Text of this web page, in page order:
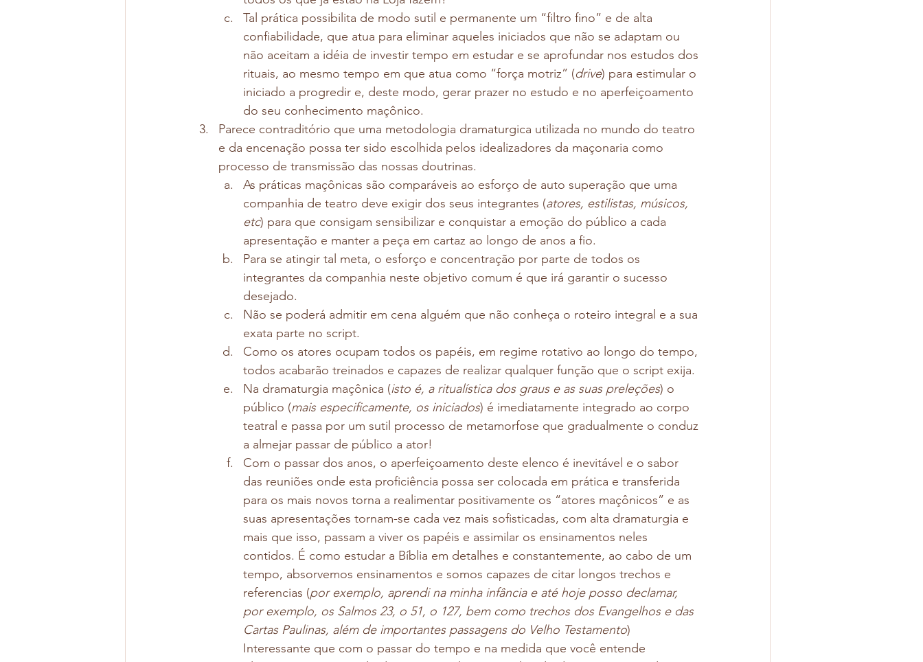
Tal prática possibilita de modo sutil e permanente um “filtro fino” e de alta
confiabilidade, que atua para eliminar aqueles iniciados que não se adaptam ou
não aceitam a idéia de investir tempo em estudar e se aprofundar nos estudos dos
rituais, ao mesmo tempo em que atua como “força motriz” (drive) para estimular o
iniciado a progredir e, deste modo, gerar prazer no estudo e no aperfeiçoamento
do seu conhecimento maçônico.
Parece contraditório que uma metodologia dramaturgica utilizada no mundo do teatro
e da encenação possa ter sido escolhida pelos idealizadores da maçonaria como
processo de transmissão das nossas doutrinas.
As práticas maçônicas são comparáveis ao esforço de auto superação que uma
companhia de teatro deve exigir dos seus integrantes (atores, estilistas, músicos,
etc) para que consigam sensibilizar e conquistar a emoção do público a cada
apresentação e manter a peça em cartaz ao longo de anos a fio.
Para se atingir tal meta, o esforço e concentração por parte de todos os
integrantes da companhia neste objetivo comum é que irá garantir o sucesso
desejado.
Não se poderá admitir em cena alguém que não conheça o roteiro integral e a sua
exata parte no script.
Como os atores ocupam todos os papéis, em regime rotativo ao longo do tempo,
todos acabarão treinados e capazes de realizar qualquer função que o script exija.
Na dramaturgia maçônica (isto é, a ritualística dos graus e as suas preleções) o
público (mais especificamente, os iniciados) é imediatamente integrado ao corpo
teatral e passa por um sutil processo de metamorfose que gradualmente o conduz
a almejar passar de público a ator!
Com o passar dos anos, o aperfeiçoamento deste elenco é inevitável e o sabor
das reuniões onde esta proficiência possa ser colocada em prática e transferida
para os mais novos torna a realimentar positivamente os “atores maçônicos” e as
suas apresentações tornam-se cada vez mais sofisticadas, com alta dramaturgia e
mais que isso, passam a viver os papéis e assimilar os ensinamentos neles
contidos. É como estudar a Bíblia em detalhes e constantemente, ao cabo de um
tempo, absorvemos ensinamentos e somos capazes de citar longos trechos e
referencias (por exemplo, aprendi na minha infância e até hoje posso declamar,
por exemplo, os Salmos 23, o 51, o 127, bem como trechos dos Evangelhos e das
Cartas Paulinas, além de importantes passagens do Velho Testamento)
Interessante que com o passar do tempo e na medida que você entende